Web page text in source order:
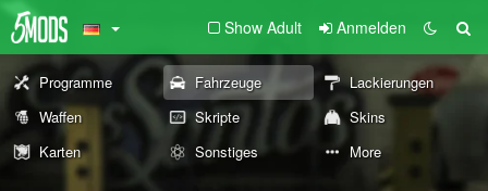
Show Adult Anmelden
Programme Fahrzeuge
Lackierungen
Waffen
Skripte
Skins
Karten
Sonstiges More